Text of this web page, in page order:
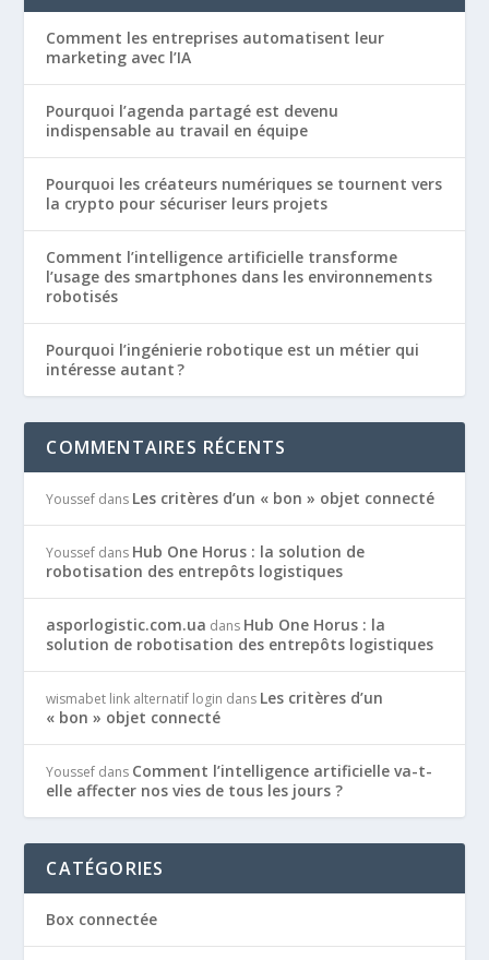
Comment les entreprises automatisent leur
marketing avec l’IA
Pourquoi l’agenda partagé est devenu
indispensable au travail en équipe
Pourquoi les créateurs numériques se tournent vers
la crypto pour sécuriser leurs projets
Comment l’intelligence artificielle transforme
l’usage des smartphones dans les environnements
robotisés
Pourquoi l’ingénierie robotique est un métier qui
intéresse autant ?
COMMENTAIRES RÉCENTS
Youssef dans Les critères d’un « bon » objet connecté
Youssef dans Hub One Horus : la solution de
robotisation des entrepôts logistiques
asporlogistic.com.ua dans Hub One Horus : la
solution de robotisation des entrepôts logistiques
wismabet link alternatif login dans Les critères d’un
« bon » objet connecté
Youssef dans Comment l’intelligence artificielle va-t-
elle affecter nos vies de tous les jours ?
CATÉGORIES
Box connectée